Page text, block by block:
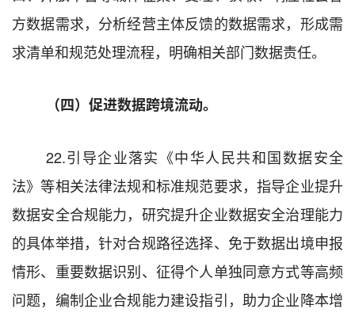
方数据需求，分析经营主体反馈的数据需求，形成需
求清单和规范处理流程，明确相关部门数据责任。
（四）促进数据跨境流动。
22.引导企业落实《中华人民共和国数据安全
法》等相关法律法规和标准规范要求，指导企业提升
数据安全合规能力，研究提升企业数据安全治理能力
的具体举措，针对合规路径选择、免于数据出境申报
情形、重要数据识别、征得个人单独同意方式等高频
问题，编制企业合规能力建设指引，助力企业降本增